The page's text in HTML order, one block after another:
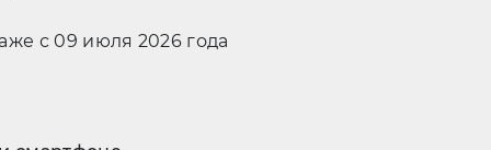
с 09 июля 2026 года